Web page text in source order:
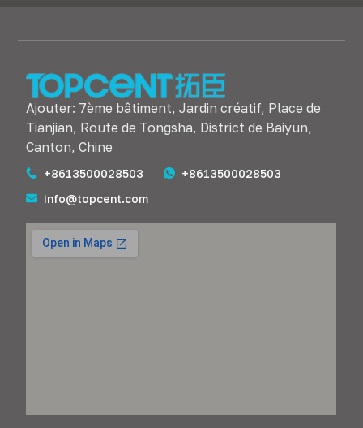
Ajouter: 7ème bâtiment, Jardin créatif, Place de
Tianjian, Route de Tongsha, District de Baiyun,
Canton, Chine
+8613500028503
+8613500028503
info@topcent.com